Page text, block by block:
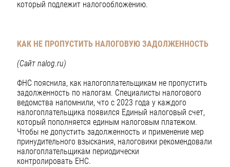
который подлежит налогообложению.
КАК НЕ ПРОПУСТИТЬ НАЛОГОВУЮ ЗАДОЛЖЕННОСТЬ
(Сайт nalog.ru)
ФНС пояснила, как налогоплательщикам не пропустить
задолженность по налогам. Специалисты налогового
ведомства напомнили, что с 2023 года у каждого
налогоплательщика появился Единый налоговый счет,
который пополняется единым налоговым платежом.
Чтобы не допустить задолженность и применение мер
принудительного взыскания, налоговики рекомендовали
налогоплательщикам периодически
контролировать ЕНС.